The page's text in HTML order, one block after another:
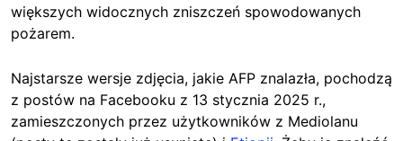
większych widocznych zniszczeń spowodowanych
pożarem.
Najstarsze wersje zdjęcia, jakie AFP znalazła, pochodzą
z postów na Facebooku z 13 stycznia 2025 r.,
zamieszczonych przez użytkowników z Mediolanu